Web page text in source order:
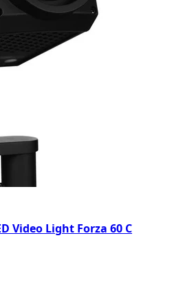
Video Light Forza 60 C